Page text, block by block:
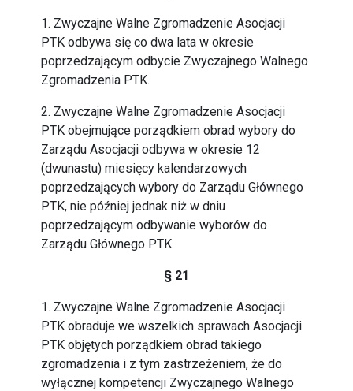
1. Zwyczajne Walne Zgromadzenie Asocjacji
PTK odbywa się co dwa lata w okresie
poprzedzającym odbycie Zwyczajnego Walnego
Zgromadzenia PTK.
2. Zwyczajne Walne Zgromadzenie Asocjacji
PTK obejmujące porządkiem obrad wybory do
Zarządu Asocjacji odbywa w okresie 12
(dwunastu) miesięcy kalendarzowych
poprzedzających wybory do Zarządu Głównego
PTK, nie później jednak niż w dniu
poprzedzającym odbywanie wyborów do
Zarządu Głównego PTK.
§ 21
1. Zwyczajne Walne Zgromadzenie Asocjacji
PTK obraduje we wszelkich sprawach Asocjacji
PTK objętych porządkiem obrad takiego
zgromadzenia i z tym zastrzeżeniem, że do
wyłącznej kompetencji Zwyczajnego Walnego